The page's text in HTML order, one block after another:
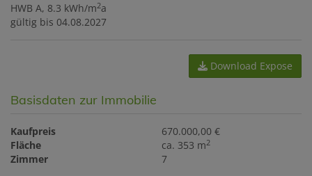
HWB A, 8.3 kWh/m2a
gültig bis 04.08.2027
Download Expose
Basisdaten zur Immobilie
Kaufpreis
670.000,00 €
Fläche
ca. 353 m2
Zimmer 7